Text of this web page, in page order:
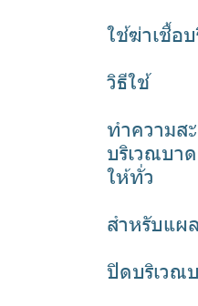
ใช้ฆ่าเชื้อ
วิธีใช้
ทำความส
บริเวณบา
ให้ทั่ว
สำหรับแผ
ปิดบริเวณ